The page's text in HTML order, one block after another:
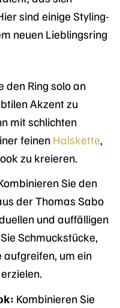
sind einige Styling-
neuen Lieblingsring
den Ring solo an
Akzent zu
mit schlichten
feinen Halskette
zu kreieren.
Sie den
der Thomas Sabo
und auffälligen
Schmuckstücke,
aufgreifen, um ein
Kombinieren Sie